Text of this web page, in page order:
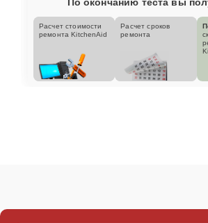
Расчет стоимости
ремонта KitchenAid
Расчет сроков
ремонта